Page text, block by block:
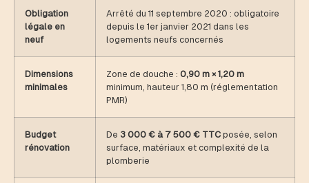
Obligation
légale en
neuf
Arrêté du 11 septembre 2020 : obligatoire
depuis le 1er janvier 2021 dans les
logements neufs concernés
Dimensions
minimales
Zone de douche : 0,90 m × 1,20 m
minimum, hauteur 1,80 m (réglementation
PMR)
Budget
rénovation
De 3 000 € à 7 500 € TTC posée, selon
surface, matériaux et complexité de la
plomberie